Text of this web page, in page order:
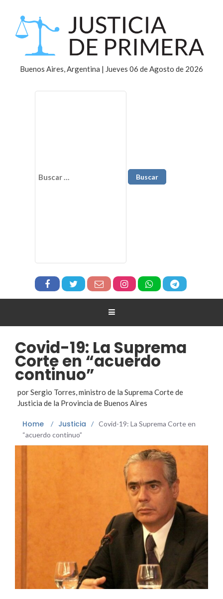
Buenos Aires, Argentina | Jueves 06 de Agosto de 2026
Covid-19: La Suprema
Corte en “acuerdo
continuo”
por Sergio Torres, ministro de la Suprema Corte de
Justicia de la Provincia de Buenos Aires
Home / Justicia / Covid-19: La Suprema Corte en
“acuerdo continuo”